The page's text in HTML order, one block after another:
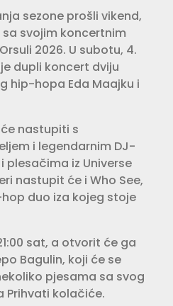
sezone prošli vikend,
svojim koncertnim
2026. U subotu, 4.
dupli koncert dviju
hip-hopa Eda Maajku i
nastupiti s
i legendarnim DJ-
plesačima iz Universe
nastupit će i Who See,
duo iza kojeg stoje
sat, a otvorit će ga
Bagulin, koji će se
pjesama sa svog
kolačiće.